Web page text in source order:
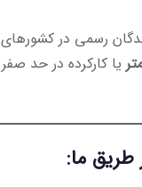
رسمی در
یا کارکرده در حد
طریق ما: